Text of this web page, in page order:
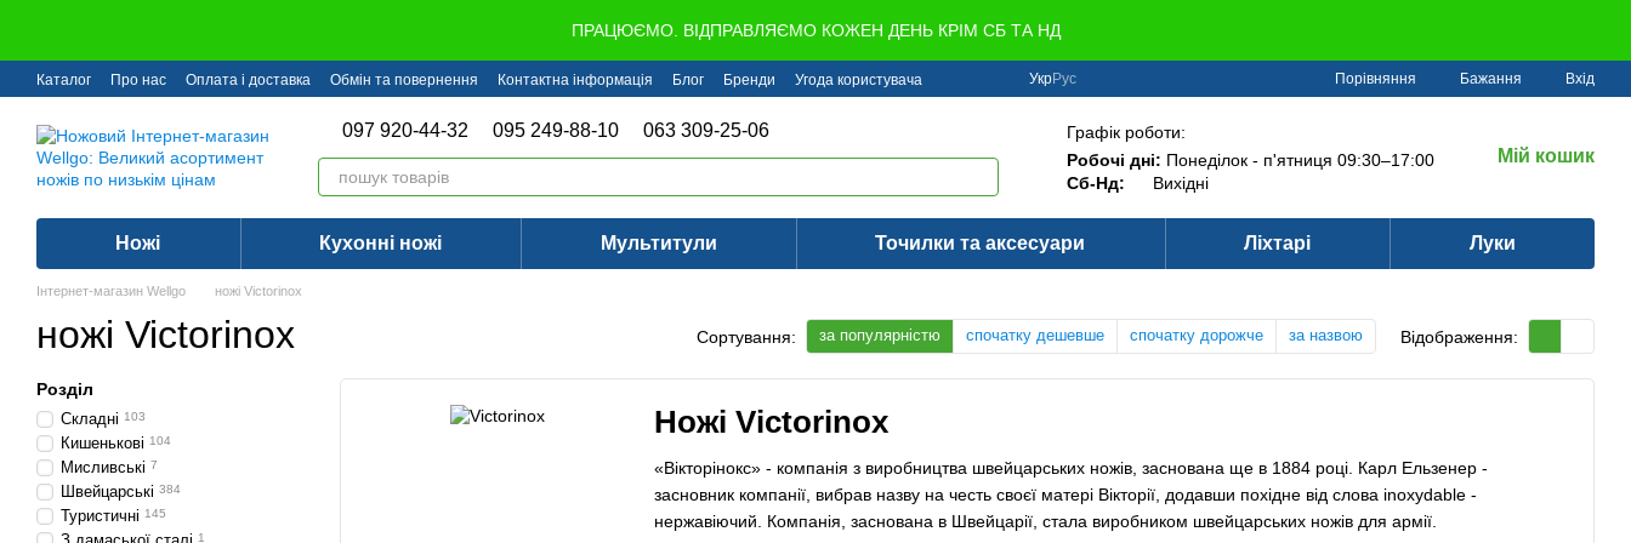
ПРАЦЮЄМО. ВІДПРАВЛЯЄМО КОЖЕН ДЕНЬ КРІМ СБ ТА НД
Каталог Про нас Оплата і доставка Обмін та повернення Контактна інформація Блог Бренди Угода користувача УкрРус Порівняння Бажання Вхід
097 920-44-32 095 249-88-10 063 309-25-06
Графік роботи:
Робочі дні: Понеділок - п'ятниця 09:30–17:00
Сб-Нд:
Вихідні
Мій кошик
Ножі Кухонні ножі Мультитули Точилки та аксесуари Ліхтарі Луки
Інтернет-магазин Wellgo ножі Victorinox
ножі Victorinox Сортування: за популярністю спочатку дешевше спочатку дорожче за назвою Відображення:
Ножі Victorinox
«Вікторінокс» - компанія з виробництва швейцарських ножів, заснована ще в 1884 році. Карл Ельзенер -
засновник компанії, вибрав назву на честь своєї матері Вікторії, додавши похідне від слова inoxydable -
нержавіючий. Компанія, заснована в Швейцарії, стала виробником швейцарських ножів для армії.
Розділ
Складні 103
Кишенькові 104
Мисливські 7
Швейцарські 384
Туристичні 145
1